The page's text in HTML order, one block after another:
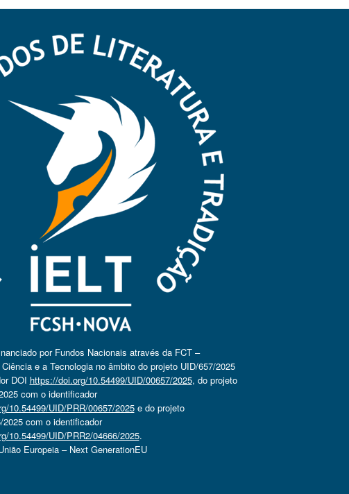
por Fundos Nacionais através da FCT –
e a Tecnologia no âmbito do projeto UID/657/2025
DOI https://doi.org/10.54499/UID/00657/2025, do projeto
com o identificador
10.54499/UID/PRR/00657/2025e do projeto
2025 com o identificador
10.54499/UID/PRR2/04666/2025.
Europeia – Next GenerationEU